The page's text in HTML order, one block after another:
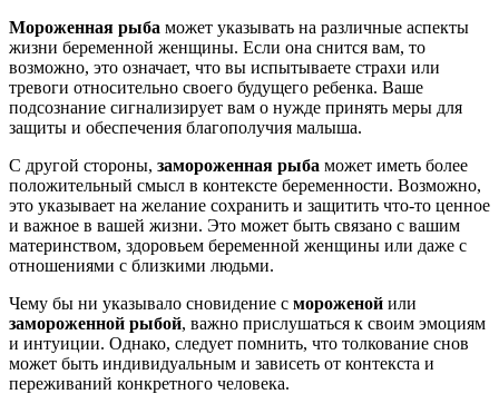
Мороженная рыба может указывать на различные аспекты
жизни беременной женщины. Если она снится вам, то
возможно, это означает, что вы испытываете страхи или
тревоги относительно своего будущего ребенка. Ваше
подсознание сигнализирует вам о нужде принять меры для
защиты и обеспечения благополучия малыша.
С другой стороны, замороженная рыба может иметь более
положительный смысл в контексте беременности. Возможно,
это указывает на желание сохранить и защитить что-то ценное
и важное в вашей жизни. Это может быть связано с вашим
материнством, здоровьем беременной женщины или даже с
отношениями с близкими людьми.
Чему бы ни указывало сновидение с мороженой или
замороженной рыбой, важно прислушаться к своим эмоциям
и интуиции. Однако, следует помнить, что толкование снов
может быть индивидуальным и зависеть от контекста и
переживаний конкретного человека.